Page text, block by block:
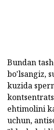
Bundan
bo'lsangiz,
kuzida
ehtimolini
uchun,